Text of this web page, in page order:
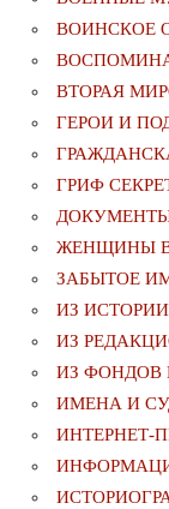
ВОИНСКОЕ
ВТОРАЯ
ГЕРОИ И
ГРИФ
ЖЕНЩИНЫ
ЗАБЫТОЕ
ИЗ
ИЗ
ИЗ ФОНДОВ
ИМЕНА И
ИНТЕРНЕТ-